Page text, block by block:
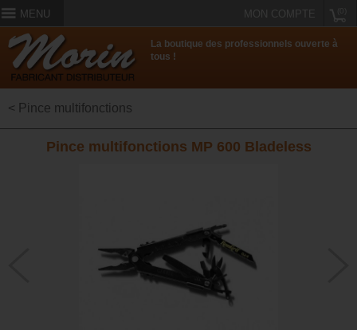
MENU MON COMPTE
La boutique des professionnels ouverte à
tous !
< Pince multifonctions
Pince multifonctions MP 600 Bladeless